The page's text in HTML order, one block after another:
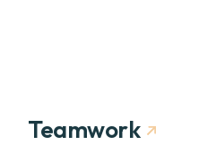
Teamwork